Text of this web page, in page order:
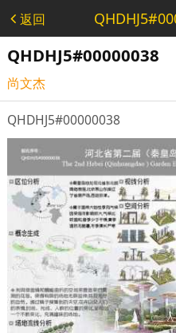
返回
岛花
QHDHJ5#00000038
尚文杰
QHDHJ5#00000038